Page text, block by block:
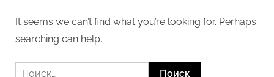
It seems we can’t find what you’re looking for. Perhaps
searching can help.
Найти: